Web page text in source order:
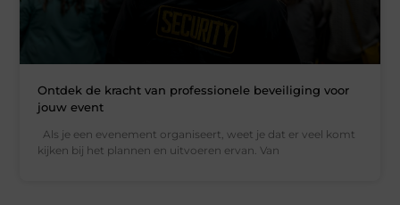
Ontdek de kracht van professionele beveiliging voor
jouw event
Als je een evenement organiseert, weet je dat er veel komt
kijken bij het plannen en uitvoeren ervan. Van